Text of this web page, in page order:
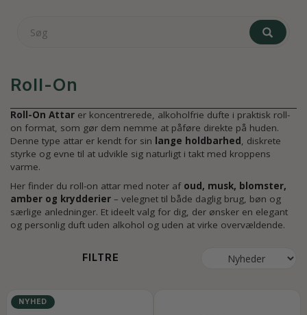
Roll-On
Roll-On Attar er koncentrerede, alkoholfrie dufte i praktisk roll-
on format, som gør dem nemme at påføre direkte på huden.
Denne type attar er kendt for sin lange holdbarhed, diskrete
styrke og evne til at udvikle sig naturligt i takt med kroppens
varme.
Her finder du roll-on attar med noter af oud, musk, blomster,
amber og krydderier – velegnet til både daglig brug, bøn og
særlige anledninger. Et ideelt valg for dig, der ønsker en elegant
og personlig duft uden alkohol og uden at virke overvældende.
FILTRE
NYHED